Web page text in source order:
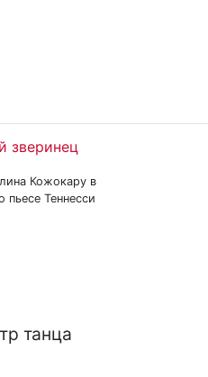
зверинец
Кожокару в
Теннесси
танца